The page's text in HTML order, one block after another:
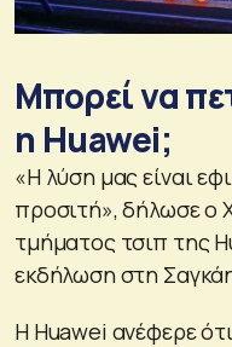
Μπορεί να
η Huawei;
«Η λύση μας είναι
προσιτή», δήλωσε ο
τμήματος τσιπ της
εκδήλωση στη
Η Huawei ανέφερε